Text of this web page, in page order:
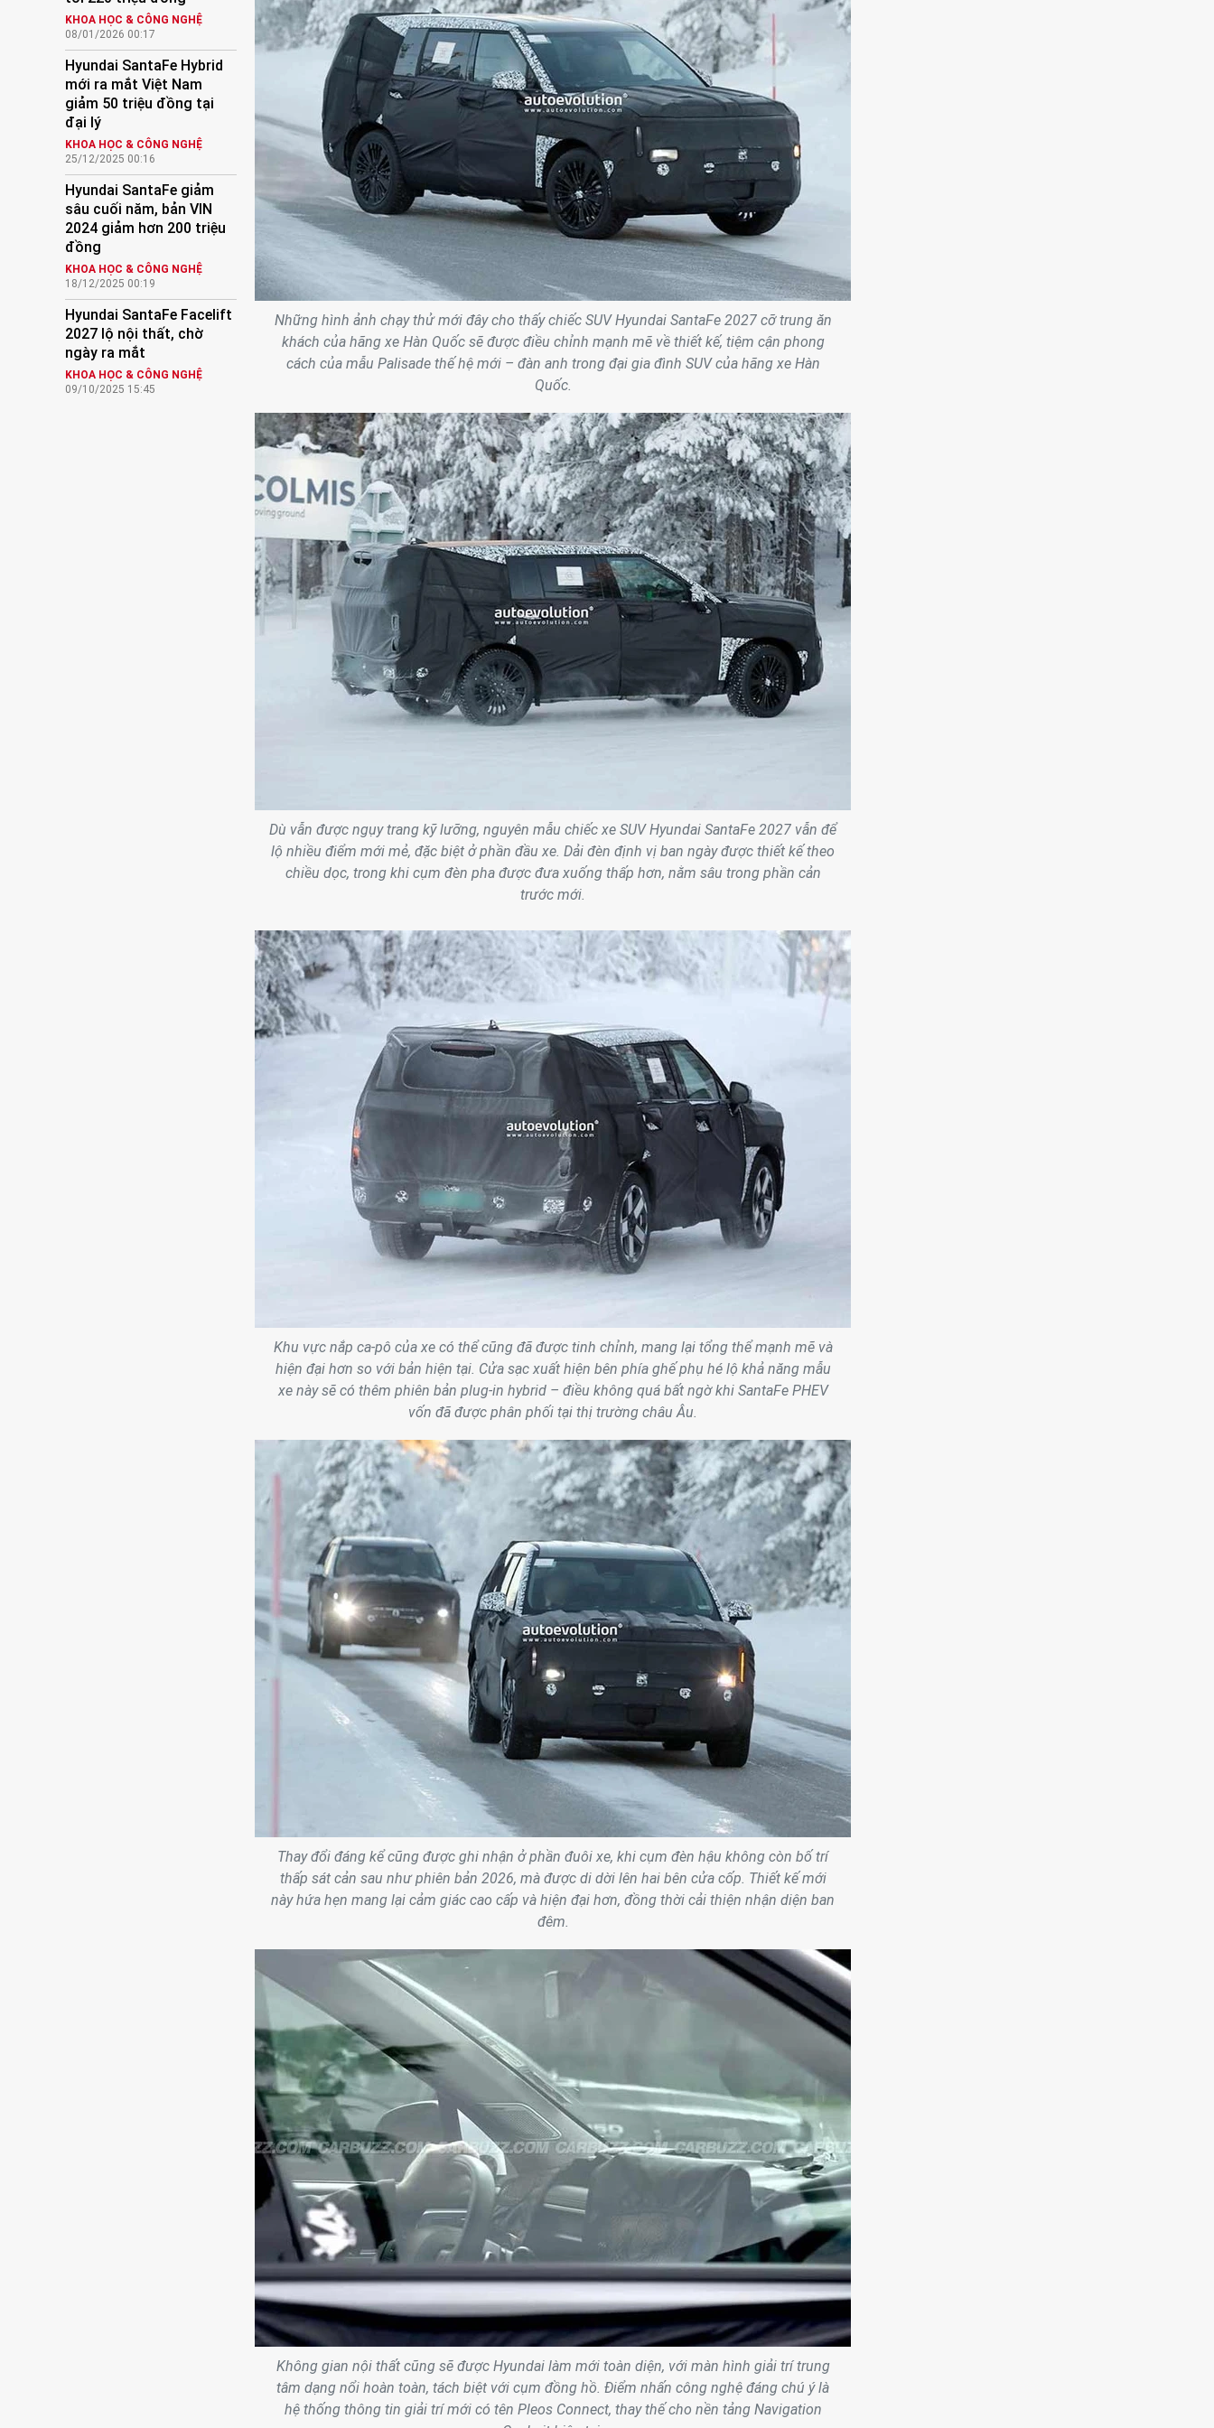
KHOA HỌC & CÔNG NGHỆ
08/01/2026 00:17
Hyundai SantaFe Hybrid
mới ra mắt Việt Nam
giảm 50 triệu đồng tại
đại lý
KHOA HỌC & CÔNG NGHỆ
25/12/2025 00:16
Hyundai SantaFe giảm
sâu cuối năm, bản VIN
2024 giảm hơn 200 triệu
đồng
KHOA HỌC & CÔNG NGHỆ
18/12/2025 00:19
Hyundai SantaFe Facelift
2027 lộ nội thất, chờ
ngày ra mắt
KHOA HỌC & CÔNG NGHỆ
09/10/2025 15:45
Những hình ảnh chạy thử mới đây cho thấy chiếc SUV Hyundai SantaFe 2027 cỡ trung ăn
khách của hãng xe Hàn Quốc sẽ được điều chỉnh mạnh mẽ về thiết kế, tiệm cận phong
cách của mẫu Palisade thế hệ mới – đàn anh trong đại gia đình SUV của hãng xe Hàn
Quốc.
Dù vẫn được ngụy trang kỹ lưỡng, nguyên mẫu chiếc xe SUV Hyundai SantaFe 2027 vẫn để
lộ nhiều điểm mới mẻ, đặc biệt ở phần đầu xe. Dải đèn định vị ban ngày được thiết kế theo
chiều dọc, trong khi cụm đèn pha được đưa xuống thấp hơn, nằm sâu trong phần cản
trước mới.
Khu vực nắp ca-pô của xe có thể cũng đã được tinh chỉnh, mang lại tổng thể mạnh mẽ và
hiện đại hơn so với bản hiện tại. Cửa sạc xuất hiện bên phía ghế phụ hé lộ khả năng mẫu
xe này sẽ có thêm phiên bản plug-in hybrid – điều không quá bất ngờ khi SantaFe PHEV
vốn đã được phân phối tại thị trường châu Âu.
Thay đổi đáng kể cũng được ghi nhận ở phần đuôi xe, khi cụm đèn hậu không còn bố trí
thấp sát cản sau như phiên bản 2026, mà được di dời lên hai bên cửa cốp. Thiết kế mới
này hứa hẹn mang lại cảm giác cao cấp và hiện đại hơn, đồng thời cải thiện nhận diện ban
đêm.
Không gian nội thất cũng sẽ được Hyundai làm mới toàn diện, với màn hình giải trí trung
tâm dạng nổi hoàn toàn, tách biệt với cụm đồng hồ. Điểm nhấn công nghệ đáng chú ý là
hệ thống thông tin giải trí mới có tên Pleos Connect, thay thế cho nền tảng Navigation